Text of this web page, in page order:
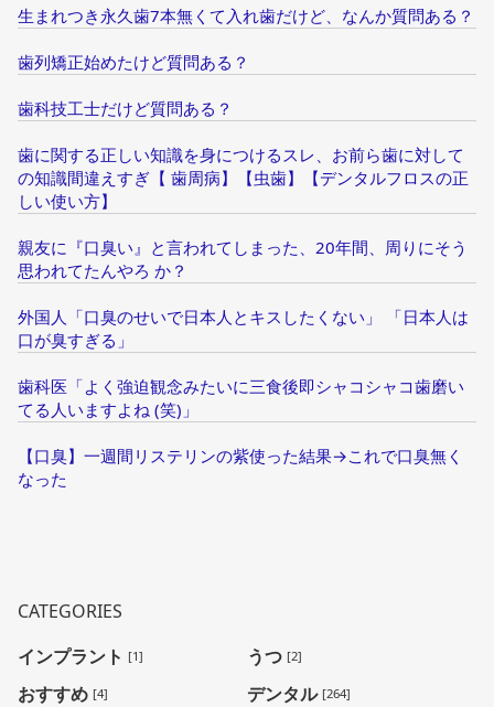
生まれつき永久歯7本無くて入れ歯だけど、なんか質問ある？
歯列矯正始めたけど質問ある？
歯科技工士だけど質問ある？
歯に関する正しい知識を身につけるスレ、お前ら歯に対して
の知識間違えすぎ【 歯周病】【虫歯】【デンタルフロスの正
しい使い方】
親友に『口臭い』と言われてしまった、20年間、周りにそう
思われてたんやろ か？
外国人「口臭のせいで日本人とキスしたくない」 「日本人は
口が臭すぎる」
歯科医「よく強迫観念みたいに三食後即シャコシャコ歯磨い
てる人いますよね (笑)」
【口臭】一週間リステリンの紫使った結果→これで口臭無く
なった
CATEGORIES
インプラント [1] うつ [2]
おすすめ [4] デンタル [264]